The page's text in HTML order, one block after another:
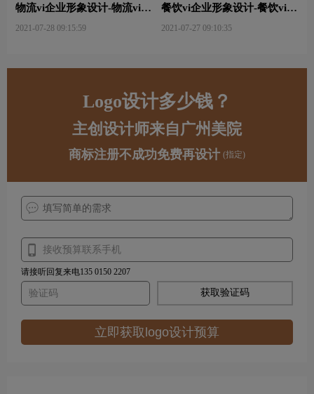
物流vi企业形象设计-物流vi设
2021-07-28 09:15:59
餐饮vi企业形象设计-餐饮vi设
2021-07-27 09:10:35
Logo设计多少钱？
主创设计师来自广州美院
商标注册不成功免费再设计 (指定)
请接听回复来电135 0150 2207
获取验证码
立即获取logo设计预算